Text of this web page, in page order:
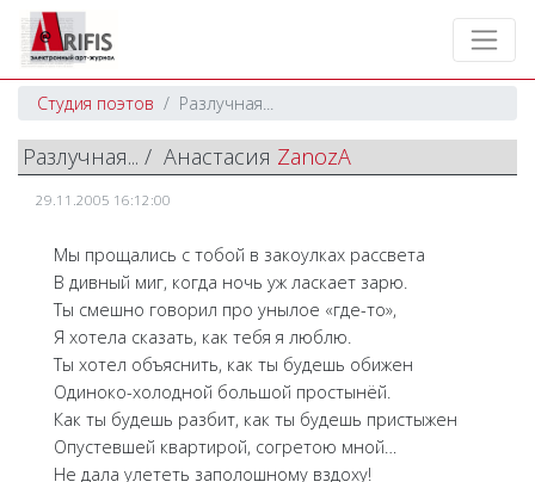
Студия поэтов Разлучная...
Разлучная... / Анастасия ZanozA
29.11.2005 16:12:00
Мы прощались с тобой в закоулках рассвета
В дивный миг, когда ночь уж ласкает зарю.
Ты смешно говорил про унылое «где-то»,
Я хотела сказать, как тебя я люблю.
Ты хотел объяснить, как ты будешь обижен
Одиноко-холодной большой простынёй.
Как ты будешь разбит, как ты будешь пристыжен
Опустевшей квартирой, согретою мной…
Не дала улететь заполошному вздоху!